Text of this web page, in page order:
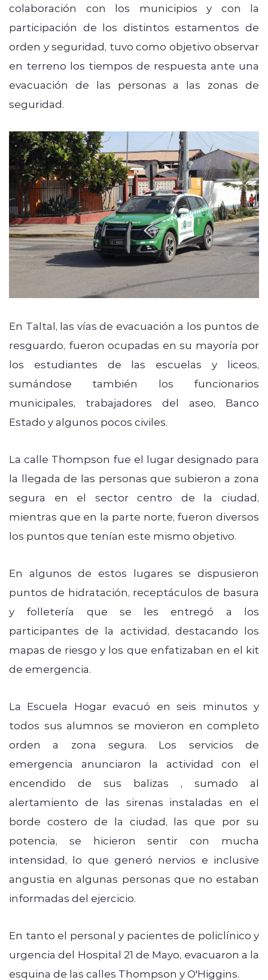
colaboración con los municipios y con la
participación de los distintos estamentos de
orden y seguridad, tuvo como objetivo observar
en terreno los tiempos de respuesta ante una
evacuación de las personas a las zonas de
seguridad.
En Taltal, las vías de evacuación a los puntos de
resguardo, fueron ocupadas en su mayoría por
los estudiantes de las escuelas y liceos,
sumándose también los funcionarios
municipales, trabajadores del aseo, Banco
Estado y algunos pocos civiles.
La calle Thompson fue el lugar designado para
la llegada de las personas que subieron a zona
segura en el sector centro de la ciudad,
mientras que en la parte norte, fueron diversos
los puntos que tenían este mismo objetivo.
En algunos de estos lugares se dispusieron
puntos de hidratación, receptáculos de basura
y folletería que se les entregó a los
participantes de la actividad, destacando los
mapas de riesgo y los que enfatizaban en el kit
de emergencia.
La Escuela Hogar evacuó en seis minutos y
todos sus alumnos se movieron en completo
orden a zona segura. Los servicios de
emergencia anunciaron la actividad con el
encendido de sus balizas , sumado al
alertamiento de las sirenas instaladas en el
borde costero de la ciudad, las que por su
potencia, se hicieron sentir con mucha
intensidad, lo que generó nervios e inclusive
angustia en algunas personas que no estaban
informadas del ejercicio.
En tanto el personal y pacientes de policlínico y
urgencia del Hospital 21 de Mayo, evacuaron a la
esquina de las calles Thompson y O'Higgins.